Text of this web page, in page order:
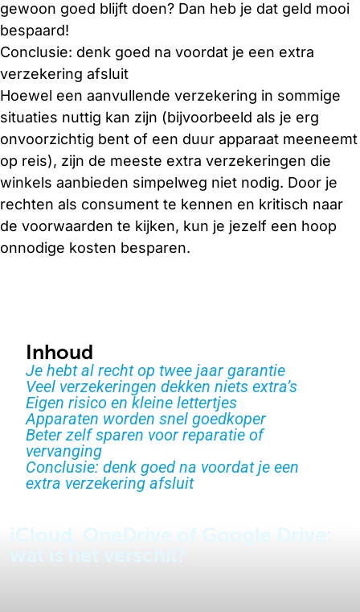
gewoon goed blijft doen? Dan heb je dat geld mooi
bespaard!
Conclusie: denk goed na voordat je een extra
verzekering afsluit
Hoewel een aanvullende verzekering in sommige
situaties nuttig kan zijn (bijvoorbeeld als je erg
onvoorzichtig bent of een duur apparaat meeneemt
op reis), zijn de meeste extra verzekeringen die
winkels aanbieden simpelweg niet nodig. Door je
rechten als consument te kennen en kritisch naar
de voorwaarden te kijken, kun je jezelf een hoop
onnodige kosten besparen.
Inhoud
Je hebt al recht op twee jaar garantie
Veel verzekeringen dekken niets extra’s
Eigen risico en kleine lettertjes
Apparaten worden snel goedkoper
Beter zelf sparen voor reparatie of
vervanging
Conclusie: denk goed na voordat je een
extra verzekering afsluit
iCloud, OneDrive of Google Drive: